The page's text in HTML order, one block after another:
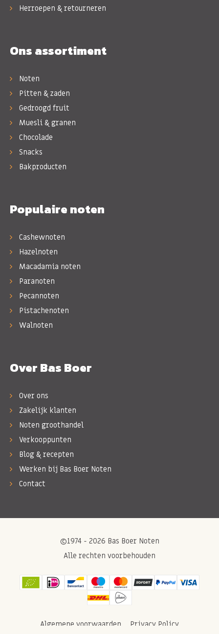
Herroepen & retourneren
Ons assortiment
Noten
Pitten & zaden
Gedroogd fruit
Muesli & granen
Chocolade
Snacks
Bakproducten
Populaire noten
Cashewnoten
Hazelnoten
Macadamia noten
Paranoten
Pecannoten
Pistachenoten
Walnoten
Over Bas Boer
Over ons
Zakelijk klanten
Noten groothandel
Verkooppunten
Blog & recepten
Werken bij Bas Boer Noten
Contact
©1974 - 2026 Bas Boer Noten
Alle rechten voorbehouden
Algemene voorwaarden Privacy Policy